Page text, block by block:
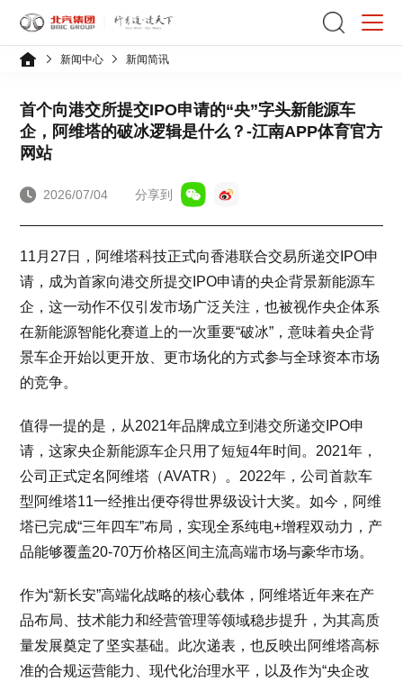
新闻中心 新闻简讯
首个向港交所提交IPO申请的“央”字头新能源车
企，阿维塔的破冰逻辑是什么？-江南APP体育官方
网站
2026/07/04 分享到
11月27日，阿维塔科技正式向香港联合交易所递交IPO申
请，成为首家向港交所提交IPO申请的央企背景新能源车
企，这一动作不仅引发市场广泛关注，也被视作央企体系
在新能源智能化赛道上的一次重要“破冰”，意味着央企背
景车企开始以更开放、更市场化的方式参与全球资本市场
的竞争。
值得一提的是，从2021年品牌成立到港交所递交IPO申
请，这家央企新能源车企只用了短短4年时间。2021年，
公司正式定名阿维塔（AVATR）。2022年，公司首款车
型阿维塔11一经推出便夺得世界级设计大奖。如今，阿维
塔已完成“三年四车”布局，实现全系纯电+增程双动力，产
品能够覆盖20-70万价格区间主流高端市场与豪华市场。
作为“新长安”高端化战略的核心载体，阿维塔近年来在产
品布局、技术能力和经营管理等领域稳步提升，为其高质
量发展奠定了坚实基础。此次递表，也反映出阿维塔高标
准的合规运营能力、现代化治理水平，以及作为“央企改